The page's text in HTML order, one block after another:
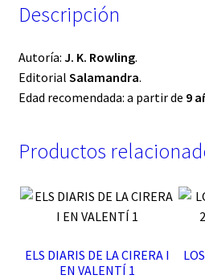
Descripción
Autoría: J. K. Rowling.
Editorial Salamandra.
Edad recomendada: a partir de 9
Productos
ELS DIARIS DE LA CIRERA I
EN VALENTÍ 1